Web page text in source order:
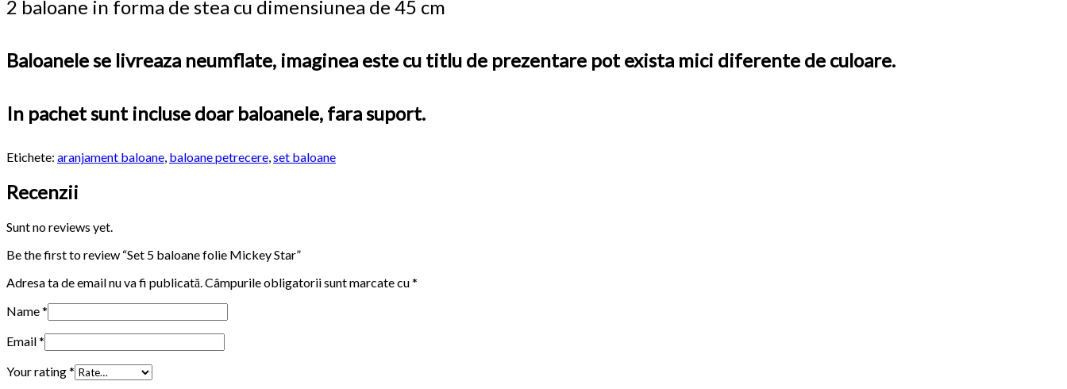
2 baloane in forma de stea cu dimensiunea de 45 cm
Baloanele se livreaza neumflate, imaginea este cu titlu de prezentare pot exista mici diferente de culoare.
In pachet sunt incluse doar baloanele, fara suport.
Etichete: aranjament baloane, baloane petrecere,set baloane
Recenzii
Sunt no reviews yet.
Be the first to review “Set 5 baloane folie Mickey Star”
Adresa ta de email nu va fi publicată.Câmpurile obligatorii sunt marcate cu*
Name*
Email*
Your rating*